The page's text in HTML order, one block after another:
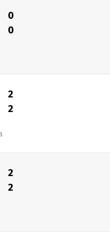
0
0
2
2
2
2